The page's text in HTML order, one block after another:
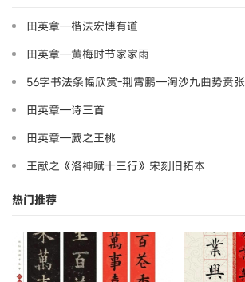
田英章—楷法宏博有道
田英章—黄梅时节家家雨
56字书法条幅欣赏-荆霄鹏—淘沙九曲势贲张
田英章—诗三首
田英章—葳之王桃
王献之《洛神赋十三行》宋刻旧拓本
热门推荐